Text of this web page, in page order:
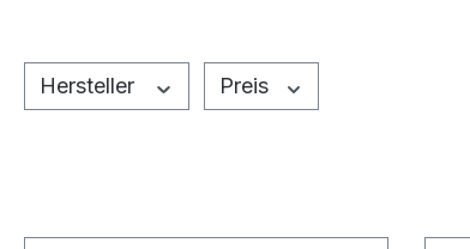
Hersteller Preis